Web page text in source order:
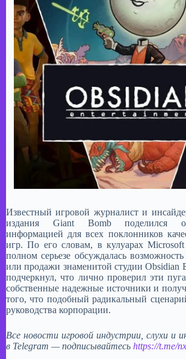
Известный игровой журналист и
издания Giant Bomb поделился
информацией для всех поклонников
игр. По его словам, в кулуарах Microsoft
полном серьезе обсуждалась
или продажи знаменитой студии Obsidian
подчеркнул, что лично проверил эти
собственные надежные источники и
того, что подобный радикальный
руководства корпорации.​
Все новости игровой индустрии, слухи и
в Telegram — подписывайтесь https://t.me/